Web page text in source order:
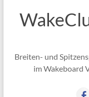
Breiten- und
im Wakeboard